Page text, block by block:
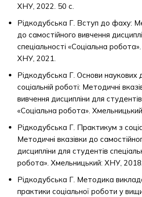
ХНУ, 2022. 50 с.
Рідкодубська Г. Вступ до фаху:
до самостійного вивчення
спеціальності «Соціальна
ХНУ, 2021.
Рідкодубська Г. Основи наукових
соціальній роботі: Методичні
вивчення дисципліни для
«Соціальна робота».
Рідкодубська Г. Практикум з
Методичні вказівки до
дисципліни для студентів
робота». Хмельницький: ХНУ, 2018.
Рідкодубська Г. Методика
практики соціальної роботи у